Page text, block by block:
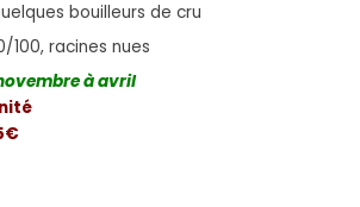
bouilleurs de cru
100, racines nues
à avril